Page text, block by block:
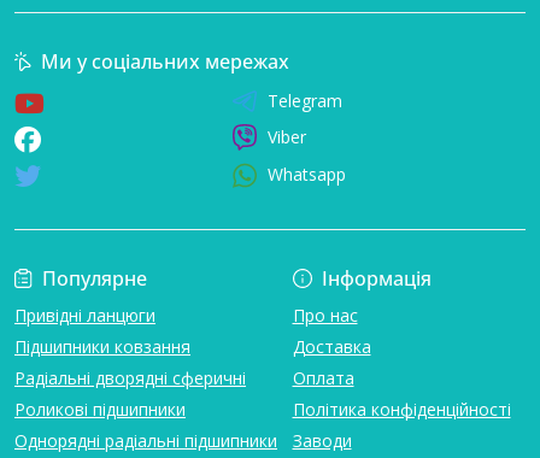
Популярне
Привідні ланцюги
Підшипники ковзання
Радіальні дворядні сферичні
Роликові підшипники
Однорядні радіальні підшипники
Інформація
Про нас
Доставка
Оплата
Політика конфіденційності
Заводи
Ми у соціальних мережах
Telegram
Viber
Whatsapp